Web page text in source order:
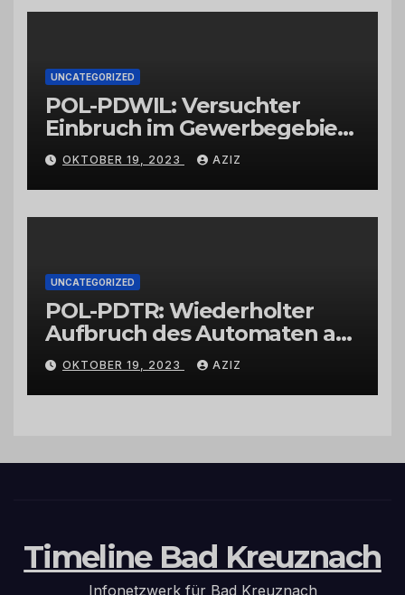
UNCATEGORIZED
POL-PDWIL: Versuchter
Einbruch im Gewerbegebiet
Wittlich
OKTOBER 19, 2023 AZIZ
UNCATEGORIZED
POL-PDTR: Wiederholter
Aufbruch des Automaten am
Wohnmobilstellplatz in
Hermeskeil am Labachweg
OKTOBER 19, 2023 AZIZ
Timeline Bad Kreuznach
Infonetzwerk für Bad Kreuznach